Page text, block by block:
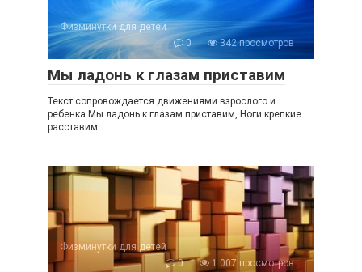
Физминутки для детей
0
342 просмотров
Мы ладонь к глазам приставим
Текст сопровождается движениями взрослого и
ребенка Мы ладонь к глазам приставим, Ноги крепкие
расставим.
Физминутки для детей
0
1 007 просмотров